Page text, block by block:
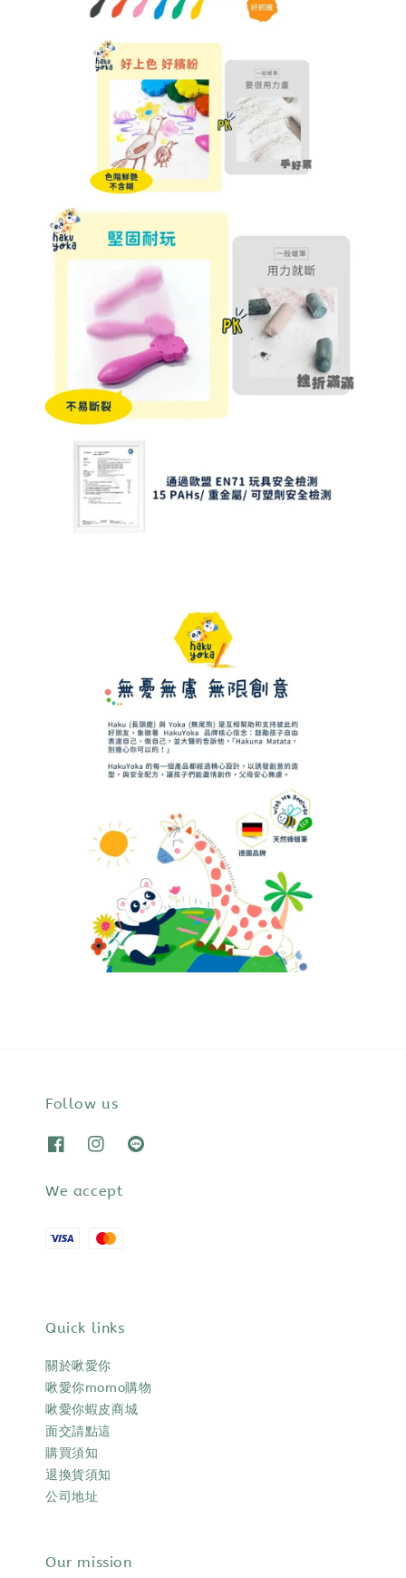
Follow us
We accept
Quick links
關於啾愛你
啾愛你momo購物
啾愛你蝦皮商城
面交請點這
購買須知
退換貨須知
公司地址
Our mission